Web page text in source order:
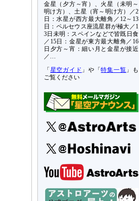
金星（夕方～宵）、火星（未明～
明け方）、土星（宵～明け方）／2
日：水星が西方最大離角／12～13
日：ペルセウス座流星群が極大／1
3日未明：スペインなどで皆既日食
／15日：金星が東方最大離角／16
日夕方～宵：細い月と金星が接近
／…
「 星空ガイド 」や「特集一覧 」も
ご覧ください